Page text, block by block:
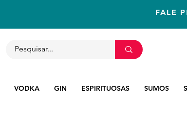
VODKA GIN ESPIRITUOSAS SUMOS
FALE